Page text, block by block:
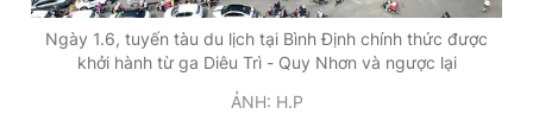
Theo dõi báo trên
0908 780 404
Ngày 1.6, tuyến tàu du lịch tại Bình Định chính thức được
khởi hành từ ga Diêu Trì - Quy Nhơn và ngược lại
ẢNH: H.P